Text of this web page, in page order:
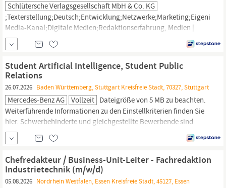
Schlütersche Verlagsgesellschaft MbH & Co. KG
Media-Kanal;Digitale Medien;Redaktionserfahrung, Medien |
Journalismus,
Redaktion, Feste Anstellung, Mit Berufserfahrung,
Homeoffice möglich, Vollzeit, Homeoffice möglich
Student Artificial Intelligence, Student Public
Relations
26.07.2026 Baden Württemberg, Stuttgart Kreisfreie Stadt, 70327, Stuttgart
Mercedes-Benz AG Vollzeit Dateigröße von 5 MB zu beachten.
Weiterführende Informationen zu den Einstellkriterien finden Sie
hier. Schwerbehinderte und gleichgestellte Bewerbende sind
herzlich willkommen! Die Schwerbehindertenvertretung (sbv-
zentrale. Essens­zulagen
Mit­arbeiter­handy möglich Mit­arbeiter­
rabatte möglich Mit­arbeiter­beteili­gung möglich Mit­arbeiter
Events...
Chefredakteur / Business-Unit-Leiter - Fachredaktion
Industrietechnik (m/w/d)
05.08.2026 Nordrhein Westfalen, Essen Kreisfreie Stadt, 45127, Essen